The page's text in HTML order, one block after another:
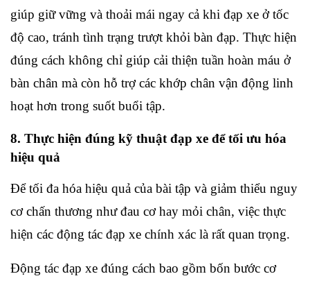
giúp giữ vững và thoải mái ngay cả khi đạp xe ở tốc
độ cao, tránh tình trạng trượt khỏi bàn đạp. Thực hiện
đúng cách không chỉ giúp cải thiện tuần hoàn máu ở
bàn chân mà còn hỗ trợ các khớp chân vận động linh
hoạt hơn trong suốt buổi tập.
8. Thực hiện đúng kỹ thuật đạp xe để tối ưu hóa
hiệu quả
Để tối đa hóa hiệu quả của bài tập và giảm thiểu nguy
cơ chấn thương như đau cơ hay mỏi chân, việc thực
hiện các động tác đạp xe chính xác là rất quan trọng.
Động tác đạp xe đúng cách bao gồm bốn bước cơ